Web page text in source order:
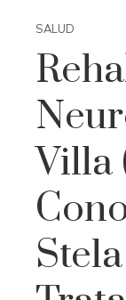
SALUD
Villa